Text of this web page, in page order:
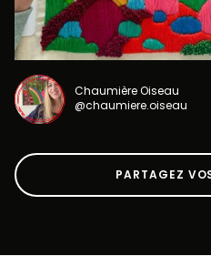
Chaumière Oiseau
@chaumiere.oiseau
PARTAGEZ